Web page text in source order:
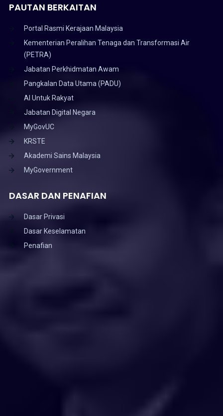
PAUTAN BERKAITAN
Portal Rasmi Kerajaan Malaysia
Kementerian Peralihan Tenaga dan Transformasi Air
(PETRA)
Jabatan Perkhidmatan Awam
Pangkalan Data Utama (PADU)
AI Untuk Rakyat
Jabatan Digital Negara
MyGovUC
KRSTE
Akademi Sains Malaysia
MyGovernment
DASAR DAN PENAFIAN
Dasar Privasi
Dasar Keselamatan
Penafian